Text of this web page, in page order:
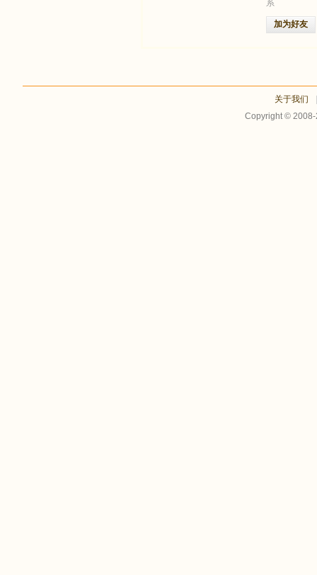
系
加为好友
关于我们
Copyright ©